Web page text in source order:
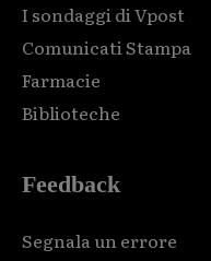
I sondaggi di Vpost
Comunicati Stampa
Farmacie
Biblioteche
Feedback
Segnala un errore